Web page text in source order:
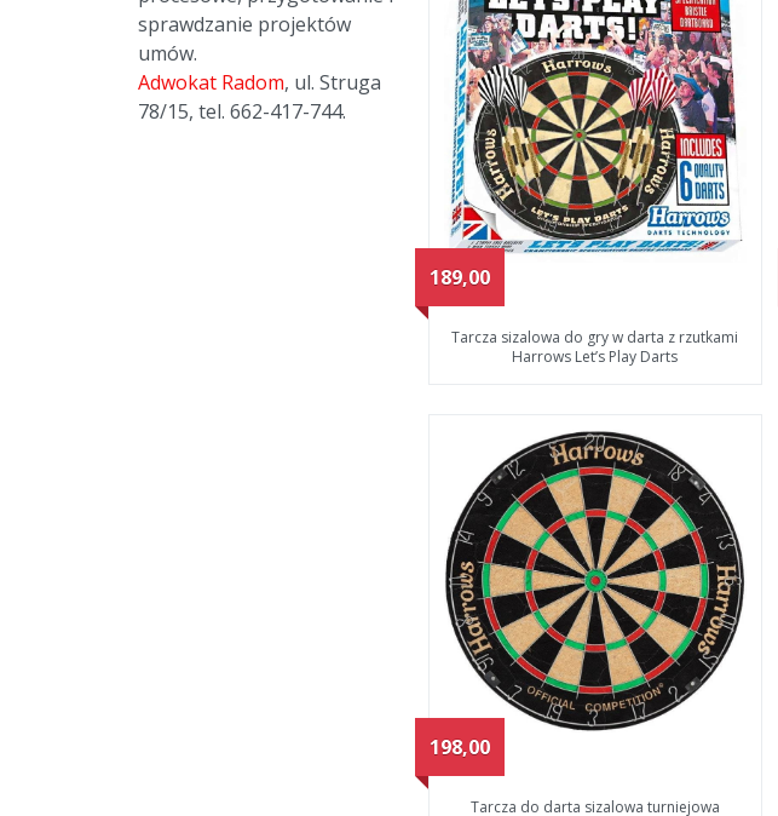
sprawdzanie projektów
umów.
Adwokat Radom, ul. Struga
78/15, tel. 662-417-744.
189,00
Tarcza sizalowa do gry w darta z rzutkami
Harrows Let’s Play Darts
198,00
Tarcza do darta sizalowa turniejowa